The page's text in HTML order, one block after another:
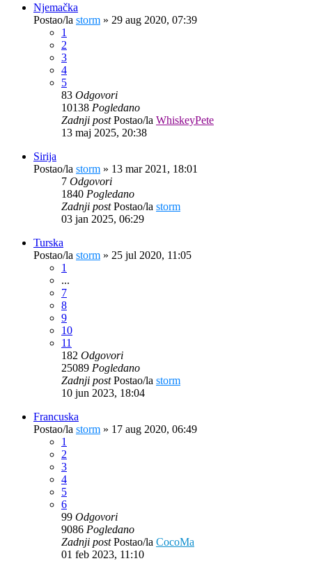
Njemačka
Postao/la storm » 29 aug 2020, 07:39
1
2
3
4
5
83 Odgovori
10138 Pogledano
Zadnji postPostao/la WhiskeyPete
13 maj 2025, 20:38
Sirija
Postao/la storm » 13 mar 2021, 18:01
7 Odgovori
1840 Pogledano
Zadnji postPostao/la storm
03 jan 2025, 06:29
Turska
Postao/la storm » 25 jul 2020, 11:05
1
...
7
8
9
10
11
182 Odgovori
25089 Pogledano
Zadnji postPostao/la storm
10 jun 2023, 18:04
Francuska
Postao/la storm » 17 aug 2020, 06:49
1
2
3
4
5
6
99 Odgovori
9086 Pogledano
Zadnji postPostao/la CocoMa
01 feb 2023, 11:10